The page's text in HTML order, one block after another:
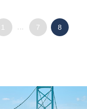
1 ... 7 8